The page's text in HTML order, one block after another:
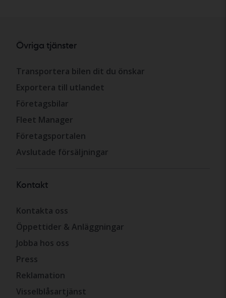
Övriga tjänster
Transportera bilen dit du önskar
Exportera till utlandet
Företagsbilar
Fleet Manager
Företagsportalen
Avslutade försäljningar
Kontakt
Kontakta oss
Öppettider & Anläggningar
Jobba hos oss
Press
Reklamation
Visselblåsartjänst